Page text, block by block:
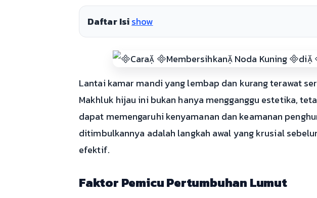
Daftar Isishow
Lantai kamar mandi yang lembap dan kurang terawat
Makhluk hijau ini bukan hanya mengganggu estetika,
dapat memengaruhi kenyamanan dan keamanan
ditimbulkannya adalah langkah awal yang krusial
efektif.
Faktor Pemicu Pertumbuhan Lumut